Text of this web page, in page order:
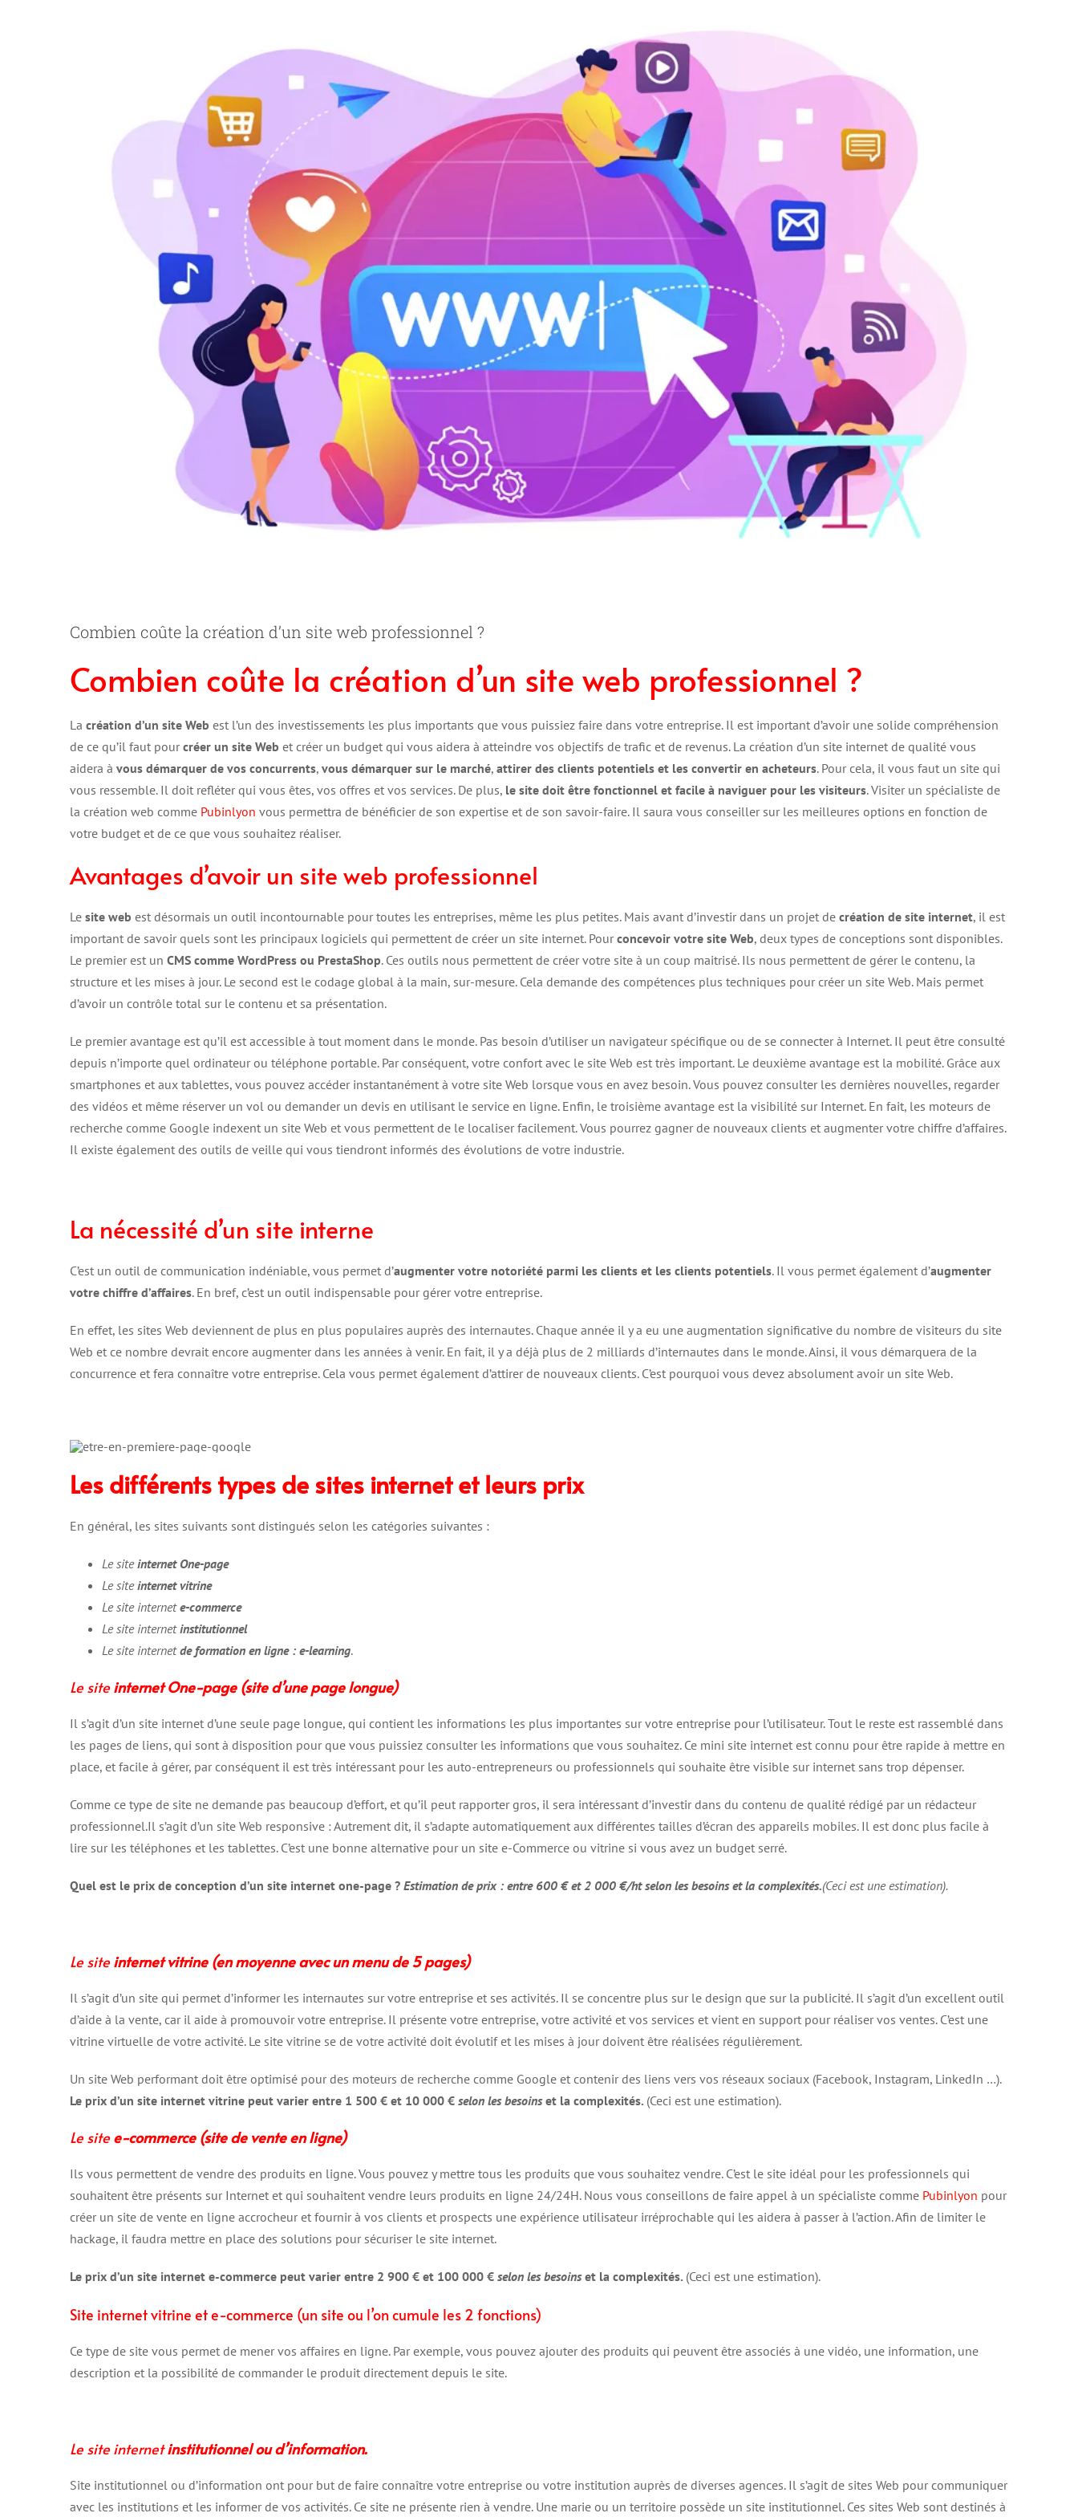
Combien coûte la création d’un site web professionnel ?
Combien coûte la création d’un site web professionnel ?
La création d’un site Web est l’un des investissements les plus importants que vous puissiez faire dans votre entreprise. Il est important d’avoir une solide compréhension
de ce qu’il faut pour créer un site Web et créer un budget qui vous aidera à atteindre vos objectifs de trafic et de revenus. La création d’un site internet de qualité vous
aidera à vous démarquer de vos concurrents, vous démarquer sur le marché, attirer des clients potentiels et les convertir en acheteurs. Pour cela, il vous faut un site qui
vous ressemble. Il doit refléter qui vous êtes, vos offres et vos services. De plus, le site doit être fonctionnel et facile à naviguer pour les visiteurs. Visiter un spécialiste de
la création web comme Pubinlyon vous permettra de bénéficier de son expertise et de son savoir-faire. Il saura vous conseiller sur les meilleures options en fonction de
votre budget et de ce que vous souhaitez réaliser.
Avantages d’avoir un site web professionnel
Le site web est désormais un outil incontournable pour toutes les entreprises, même les plus petites. Mais avant d’investir dans un projet de création de site internet, il est
important de savoir quels sont les principaux logiciels qui permettent de créer un site internet. Pour concevoir votre site Web, deux types de conceptions sont disponibles.
Le premier est un CMS comme WordPress ou PrestaShop. Ces outils nous permettent de créer votre site à un coup maitrisé. Ils nous permettent de gérer le contenu, la
structure et les mises à jour. Le second est le codage global à la main, sur-mesure. Cela demande des compétences plus techniques pour créer un site Web. Mais permet
d’avoir un contrôle total sur le contenu et sa présentation.
Le premier avantage est qu’il est accessible à tout moment dans le monde. Pas besoin d’utiliser un navigateur spécifique ou de se connecter à Internet. Il peut être consulté
depuis n’importe quel ordinateur ou téléphone portable. Par conséquent, votre confort avec le site Web est très important. Le deuxième avantage est la mobilité. Grâce aux
smartphones et aux tablettes, vous pouvez accéder instantanément à votre site Web lorsque vous en avez besoin. Vous pouvez consulter les dernières nouvelles, regarder
des vidéos et même réserver un vol ou demander un devis en utilisant le service en ligne. Enfin, le troisième avantage est la visibilité sur Internet. En fait, les moteurs de
recherche comme Google indexent un site Web et vous permettent de le localiser facilement. Vous pourrez gagner de nouveaux clients et augmenter votre chiffre d’affaires.
Il existe également des outils de veille qui vous tiendront informés des évolutions de votre industrie.
La nécessité d’un site interne
C’est un outil de communication indéniable, vous permet d’augmenter votre notoriété parmi les clients et les clients potentiels. Il vous permet également d’augmenter
votre chiffre d’affaires. En bref, c’est un outil indispensable pour gérer votre entreprise.
En effet, les sites Web deviennent de plus en plus populaires auprès des internautes. Chaque année il y a eu une augmentation significative du nombre de visiteurs du site
Web et ce nombre devrait encore augmenter dans les années à venir. En fait, il y a déjà plus de 2 milliards d’internautes dans le monde. Ainsi, il vous démarquera de la
concurrence et fera connaître votre entreprise. Cela vous permet également d’attirer de nouveaux clients. C’est pourquoi vous devez absolument avoir un site Web.
Les différents types de sites internet et leurs prix
En général, les sites suivants sont distingués selon les catégories suivantes :
Le siteinternet One-page
Le siteinternet vitrine
Le site internete-commerce
Le site internetinstitutionnel
Le site internetde formation en ligne : e-learning.
Le site internet One-page (site d’une page longue)
Il s’agit d’un site internet d’une seule page longue, qui contient les informations les plus importantes sur votre entreprise pour l’utilisateur. Tout le reste est rassemblé dans
les pages de liens, qui sont à disposition pour que vous puissiez consulter les informations que vous souhaitez. Ce mini site internet est connu pour être rapide à mettre en
place, et facile à gérer, par conséquent il est très intéressant pour les auto-entrepreneurs ou professionnels qui souhaite être visible sur internet sans trop dépenser.
Comme ce type de site ne demande pas beaucoup d’effort, et qu’il peut rapporter gros, il sera intéressant d’investir dans du contenu de qualité rédigé par un rédacteur
professionnel.Il s’agit d’un site Web responsive : Autrement dit, il s’adapte automatiquement aux différentes tailles d’écran des appareils mobiles. Il est donc plus facile à
lire sur les téléphones et les tablettes. C’est une bonne alternative pour un site e-Commerce ou vitrine si vous avez un budget serré.
Quel est le prix de conception d’un site internet one-page ? Estimation de prix : entre 600 € et 2 000 €/ht selon les besoins et la complexités.(Ceci est une estimation).
Le site internet vitrine (en moyenne avec un menu de 5 pages)
Il s’agit d’un site qui permet d’informer les internautes sur votre entreprise et ses activités. Il se concentre plus sur le design que sur la publicité. Il s’agit d’un excellent outil
d’aide à la vente, car il aide à promouvoir votre entreprise. Il présente votre entreprise, votre activité et vos services et vient en support pour réaliser vos ventes. C’est une
vitrine virtuelle de votre activité. Le site vitrine se de votre activité doit évolutif et les mises à jour doivent être réalisées régulièrement.
Un site Web performant doit être optimisé pour des moteurs de recherche comme Google et contenir des liens vers vos réseaux sociaux (Facebook, Instagram, LinkedIn …).
Le prix d’un site internet vitrine peut varier entre 1 500 € et 10 000 € selon les besoinset la complexités. (Ceci est une estimation).
Le site e-commerce (site de vente en ligne)
Ils vous permettent de vendre des produits en ligne. Vous pouvez y mettre tous les produits que vous souhaitez vendre. C’est le site idéal pour les professionnels qui
souhaitent être présents sur Internet et qui souhaitent vendre leurs produits en ligne 24/24H. Nous vous conseillons de faire appel à un spécialiste comme Pubinlyon pour
créer un site de vente en ligne accrocheur et fournir à vos clients et prospects une expérience utilisateur irréprochable qui les aidera à passer à l’action. Afin de limiter le
hackage, il faudra mettre en place des solutions pour sécuriser le site internet.
Le prix d’un site internet e-commerce peut varier entre 2 900 € et 100 000 € selon les besoinset la complexités. (Ceci est une estimation).
Site internet vitrine et e-commerce (un site ou l’on cumule les 2 fonctions)
Ce type de site vous permet de mener vos affaires en ligne. Par exemple, vous pouvez ajouter des produits qui peuvent être associés à une vidéo, une information, une
description et la possibilité de commander le produit directement depuis le site.
Le site internetinstitutionnel ou d’information.
Site institutionnel ou d’information ont pour but de faire connaître votre entreprise ou votre institution auprès de diverses agences. Il s’agit de sites Web pour communiquer
avec les institutions et les informer de vos activités. Ce site ne présente rien à vendre. Une marie ou un territoire possède un site institutionnel. Ces sites Web sont destinés à